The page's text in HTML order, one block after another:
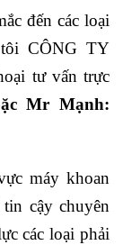
đến các loại
CÔNG TY
tư vấn trực
Mr Mạnh:
máy khoan
cậy chuyên
các loại phải